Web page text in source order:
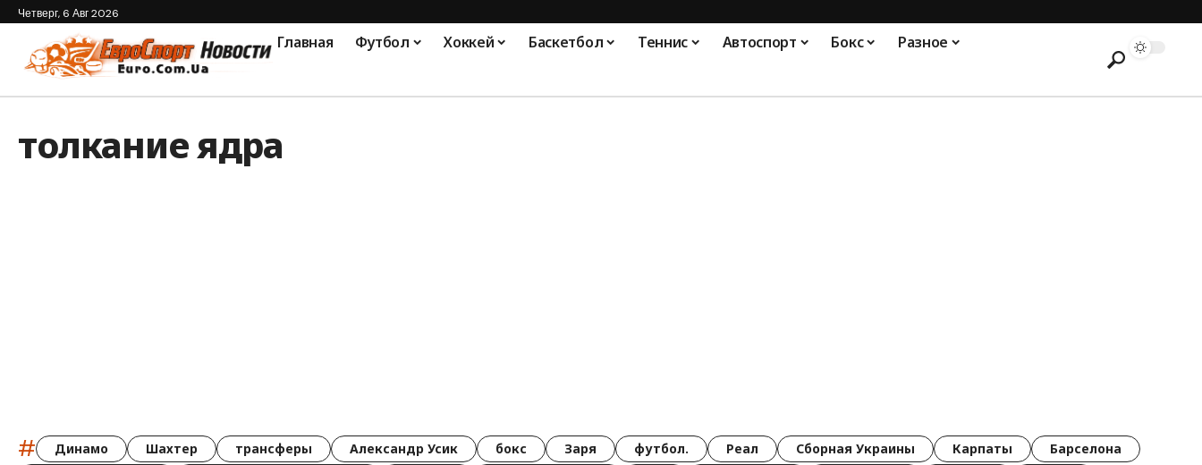
Четверг, 6 Авг 2026
Главная Футбол Хоккей Баскетбол Теннис Автоспорт Бокс Разное
толкание ядра
# Динамо Шахтер трансферы Александр Усик бокс Заря футбол. Реал Сборная Украины Карпаты
Барселона